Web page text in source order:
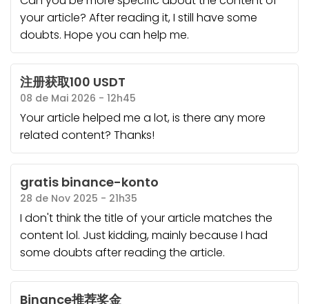
your article? After reading it, I still have some
doubts. Hope you can help me.
注册获取100 USDT
08 de Mai 2026 - 12h45
Your article helped me a lot, is there any more
related content? Thanks!
gratis binance-konto
28 de Nov 2025 - 21h35
I don't think the title of your article matches the
content lol. Just kidding, mainly because I had
some doubts after reading the article.
Binance推荐奖金